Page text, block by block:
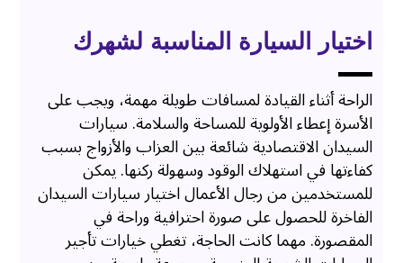
اختيار السيارة المناسبة لشهرك
الراحة أثناء القيادة لمسافات طويلة مهمة، ويجب على
الأسرة إعطاء الأولوية للمساحة والسلامة. سيارات
السيدان الاقتصادية شائعة بين العزاب والأزواج بسبب
كفاءتها في استهلاك الوقود وسهولة ركنها. يمكن
للمستخدمين من رجال الأعمال اختيار سيارات السيدان
الفاخرة للحصول على صورة احترافية وراحة في
المقصورة. مهما كانت الحاجة، تغطي خيارات تأجير